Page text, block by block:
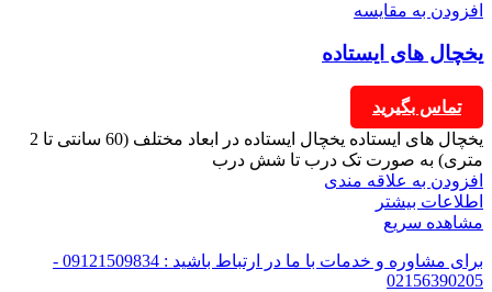
افزودن به مقایسه
یخچال های ایستاده
تماس بگیرید
یخچال های ایستاده یخچال ایستاده در ابعاد مختلف (60 سانتی تا 2
متری) به صورت تک درب تا شش درب
افزودن به علاقه مندی
اطلاعات بیشتر
مشاهده سریع
برای مشاوره و خدمات با ما در ارتباط باشید : 09121509834 -
02156390205